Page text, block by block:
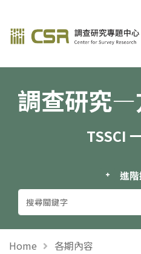
調查研究—方
調查研究—
TSSCI
進
Home 各期內容